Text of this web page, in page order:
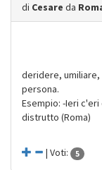
di Cesare da
deridere, umiliare,
persona.
Esempio: -Ieri
distrutto (Roma)
| Voti: 5